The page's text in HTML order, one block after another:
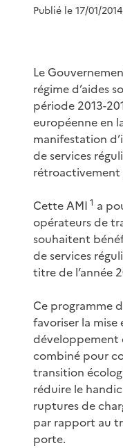
Publié le 17/01/2014
Le
régime d’aides
période 2013-
européenne en
manifestation
de services
rétroactivement
Cette AMI 1 a
opérateurs de
souhaitent
de services
titre de l’année
Ce programme
favoriser la mise
développement
combiné pour
transition
réduire le
ruptures de
par rapport au
porte.